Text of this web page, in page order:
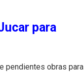
para
pendientes obras para